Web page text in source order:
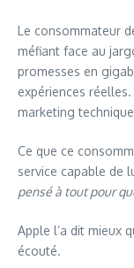
Le consommateur
méfiant face au
promesses en
expériences
marketing
Ce que ce
service capable de
pensé à tout pour
Apple l’a dit mieux
écouté.